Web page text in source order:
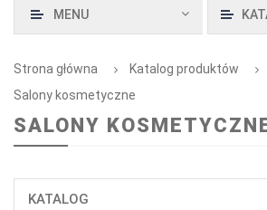
MENU
Strona główna Katalog produktów
Salony kosmetyczne
SALONY
KATALOG